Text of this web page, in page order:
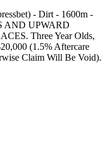
- Dirt - 1600m -
AND UPWARD
Three Year Olds,
(1.5% Aftercare
Claim Will Be Void).